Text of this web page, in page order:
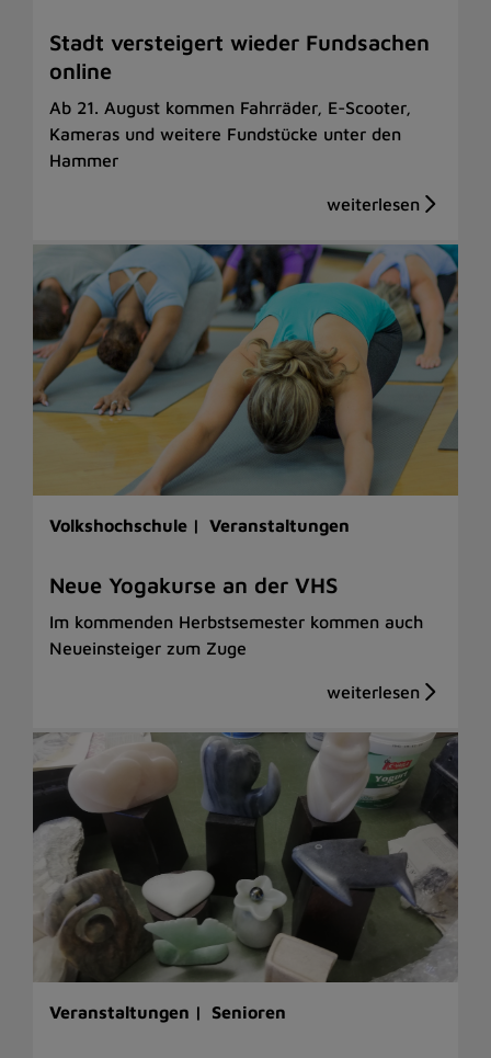
Stadt versteigert wieder Fundsachen
online
Ab 21. August kommen Fahrräder, E-Scooter,
Kameras und weitere Fundstücke unter den
Hammer
Volkshochschule | Veranstaltungen
Neue Yogakurse an der VHS
Im kommenden Herbstsemester kommen auch
Neueinsteiger zum Zuge
Veranstaltungen | Senioren